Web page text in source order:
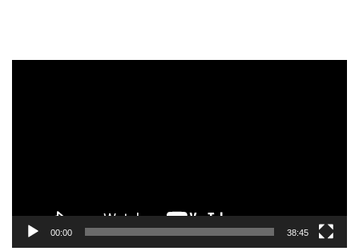
00:00 38:45